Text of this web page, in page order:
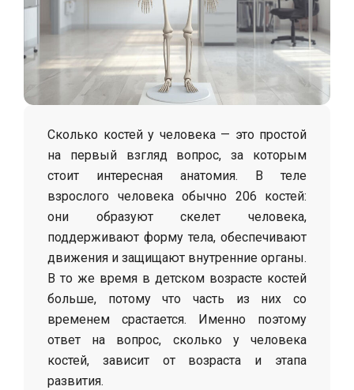
х
а
Сколько костей у человека — это простой
на первый взгляд вопрос, за которым
стоит интересная анатомия. В теле
взрослого человека обычно 206 костей:
они образуют скелет человека,
поддерживают форму тела, обеспечивают
движения и защищают внутренние органы.
В то же время в детском возрасте костей
больше, потому что часть из них со
временем срастается. Именно поэтому
ответ на вопрос, сколько у человека
костей, зависит от возраста и этапа
развития.